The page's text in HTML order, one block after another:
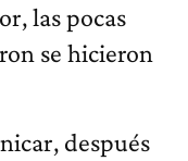
las pocas
se hicieron
después